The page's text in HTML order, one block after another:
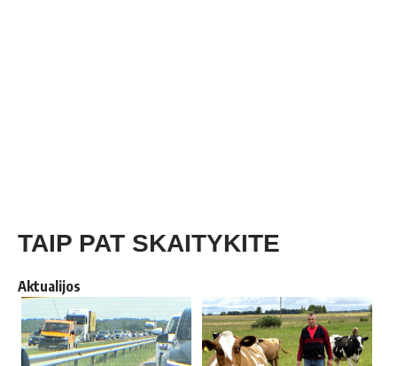
TAIP PAT SKAITYKITE
Aktualijos